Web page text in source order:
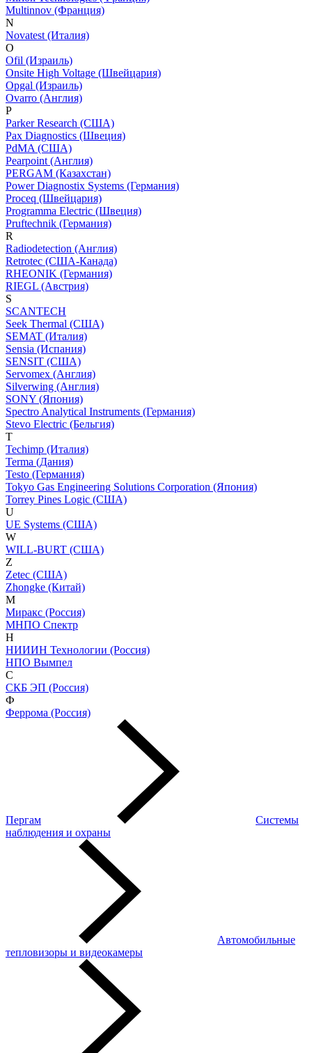
Multinnov (Франция)
N
Novatest (Италия)
O
Ofil (Израиль)
Onsite High Voltage (Швейцария)
Opgal (Израиль)
Ovarro (Англия)
P
Parker Research (США)
Pax Diagnostics (Швеция)
PdMA (США)
Pearpoint (Англия)
PERGAM (Казахстан)
Power Diagnostix Systems (Германия)
Proceq (Швейцария)
Programma Electric (Швеция)
Pruftechnik (Германия)
R
Radiodetection (Англия)
Retrotec (США-Канада)
RHEONIK (Германия)
RIEGL (Австрия)
S
SCANTECH
Seek Thermal (США)
SEMAT (Италия)
Sensia (Испания)
SENSIT (США)
Servomex (Англия)
Silverwing (Англия)
SONY (Япония)
Spectro Analytical Instruments (Германия)
Stevo Electric (Бельгия)
T
Techimp (Италия)
Terma (Дания)
Testo (Германия)
Tokyo Gas Engineering Solutions Corporation (Япония)
Torrey Pines Logic (США)
U
UE Systems (США)
W
WILL-BURT (США)
Z
Zetec (США)
Zhongke (Китай)
М
Миракс (Россия)
МНПО Спектр
Н
НИИИН Технологии (Россия)
НПО Вымпел
С
СКБ ЭП (Россия)
Ф
Феррома (Россия)
Пергам
Системы
наблюдения и охраны
Автомобильные
тепловизоры и видеокамеры